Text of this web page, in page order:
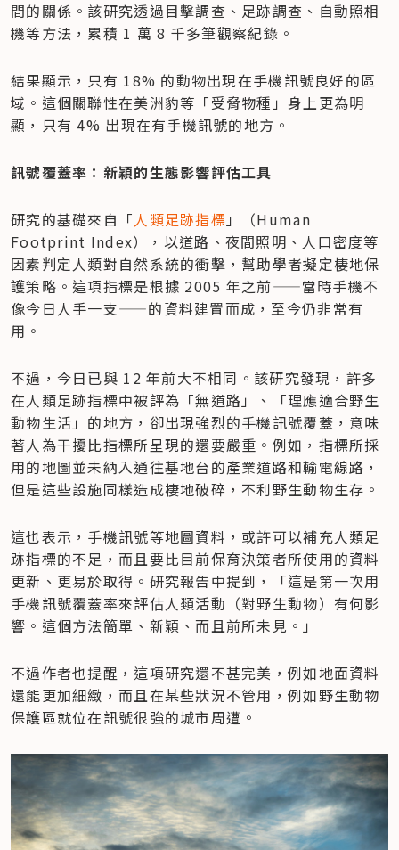
間的關係。該研究透過目擊調查、足跡調查、自動照相
機等方法，累積 1 萬 8 千多筆觀察紀錄。
結果顯示，只有 18% 的動物出現在手機訊號良好的區
域。這個關聯性在美洲豹等「受脅物種」身上更為明
顯，只有 4% 出現在有手機訊號的地方。
訊號覆蓋率：新穎的生態影響評估工具
研究的基礎來自「 人類足跡指標 」（Human
Footprint Index），以道路、夜間照明、人口密度等
因素判定人類對自然系統的衝擊，幫助學者擬定棲地保
護策略。這項指標是根據 2005 年之前——當時手機不
像今日人手一支——的資料建置而成，至今仍非常有
用。
不過，今日已與 12 年前大不相同。該研究發現，許多
在人類足跡指標中被評為「無道路」、「理應適合野生
動物生活」的地方，卻出現強烈的手機訊號覆蓋，意味
著人為干擾比指標所呈現的還要嚴重。例如，指標所採
用的地圖並未納入通往基地台的產業道路和輸電線路，
但是這些設施同樣造成棲地破碎，不利野生動物生存。
這也表示，手機訊號等地圖資料，或許可以補充人類足
跡指標的不足，而且要比目前保育決策者所使用的資料
更新、更易於取得。研究報告中提到，「這是第一次用
手機訊號覆蓋率來評估人類活動（對野生動物）有何影
響。這個方法簡單、新穎、而且前所未見。」
不過作者也提醒，這項研究還不甚完美，例如地面資料
還能更加細緻，而且在某些狀況不管用，例如野生動物
保護區就位在訊號很強的城市周遭。